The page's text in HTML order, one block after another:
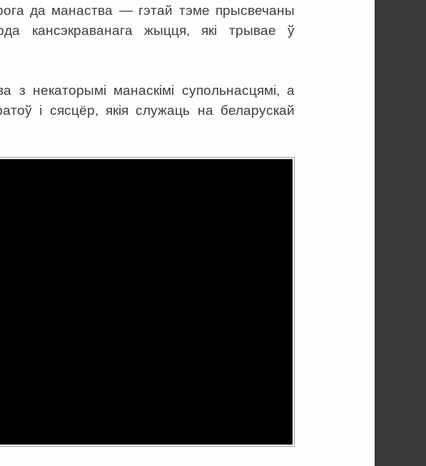
да манаства — гэтай тэме прысвечаны
кансэкраванага жыцця, які трывае ў
некаторымі манаскімі супольнасцямі, а
і сясцёр, якія служаць на беларускай